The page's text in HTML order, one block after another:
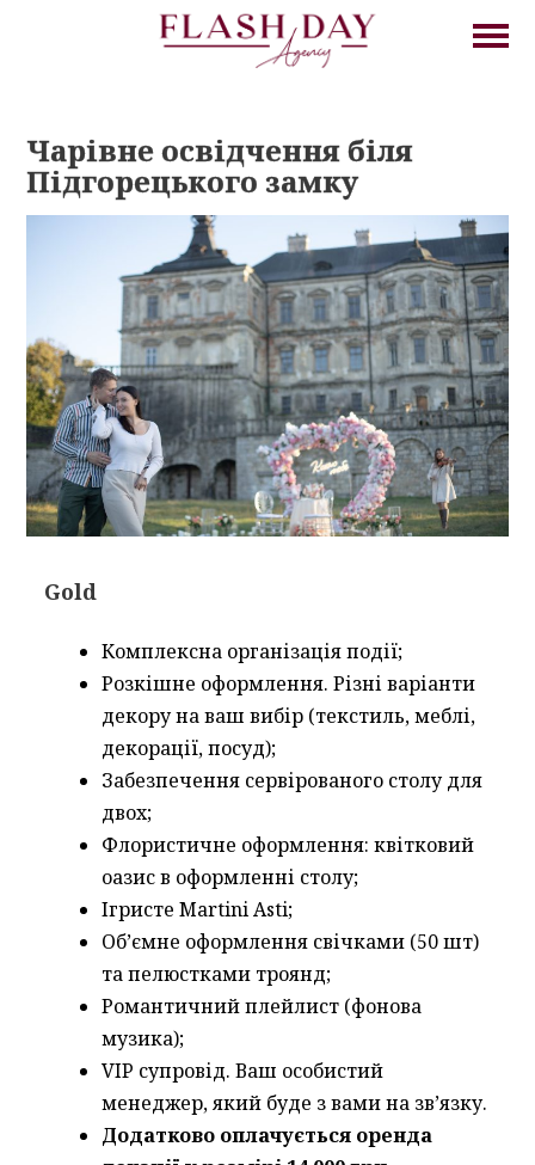
Чарівне освідчення біля
Підгорецького замку
Gold
Комплексна організація події;
Розкішне оформлення. Різні варіанти
декору на ваш вибір (текстиль, меблі,
декорації, посуд);
Забезпечення сервірованого столу для
двох;
Флористичне оформлення: квітковий
оазис в оформленні столу;
Ігристе Martini Asti;
Об’ємне оформлення свічками (50 шт)
та пелюстками троянд;
Романтичний плейлист (фонова
музика);
VIP супровід. Ваш особистий
менеджер, який буде з вами на зв’язку.
Додатково оплачується оренда